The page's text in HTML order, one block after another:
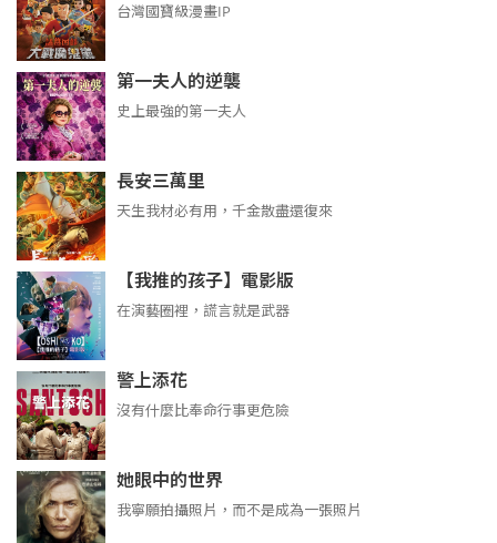
台灣國寶級漫畫IP
第一夫人的逆襲
史上最強的第一夫人
長安三萬里
天生我材必有用，千金散盡還復來
【我推的孩子】電影版
在演藝圈裡，謊言就是武器
警上添花
沒有什麼比奉命行事更危險
她眼中的世界
我寧願拍攝照片，而不是成為一張照片